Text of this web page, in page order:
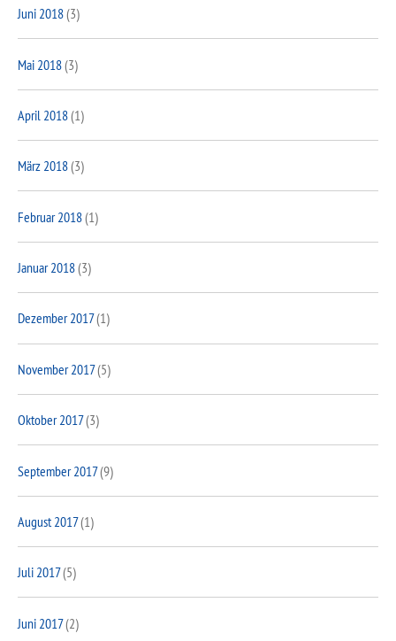
Juni 2018(3)
Mai 2018(3)
April 2018(1)
März 2018(3)
Februar 2018(1)
Januar 2018(3)
Dezember 2017(1)
November 2017(5)
Oktober 2017(3)
September 2017(9)
August 2017(1)
Juli 2017(5)
Juni 2017(2)